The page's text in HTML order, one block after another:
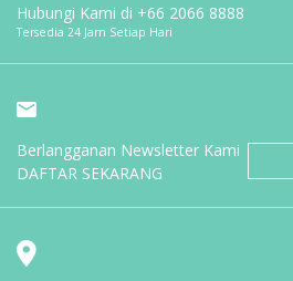
Hubungi Kami di +66 2066 8888
Tersedia 24 Jam Setiap Hari
Berlangganan Newsletter Kami
DAFTAR SEKARANG